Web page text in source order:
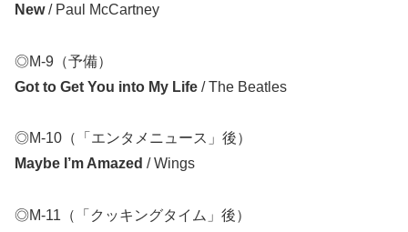
New/ Paul McCartney
◎M-9（予備）
Got to Get You into My Life / The Beatles
◎M-10（「エンタメニュース」後）
Maybe I’m Amazed / Wings
◎M-11（「クッキングタイム」後）